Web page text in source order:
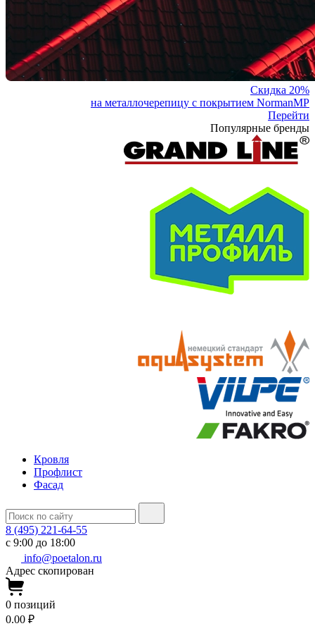
Скидка 20%
на металлочерепицу с покрытием NormanMP
Перейти
Популярные бренды
Кровля
Профлист
Фасад
8 (495) 221-64-55
с 9:00 до 18:00
info@poetalon.ru
Адрес скопирован
0 позиций
0.00 ₽